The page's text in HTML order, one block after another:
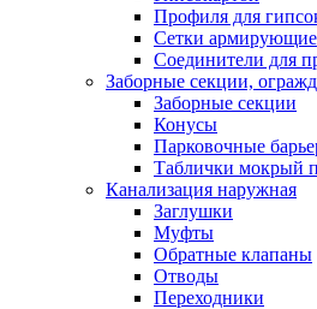
Профиля для
Сетки армирующие
Соединители для
Заборные секции,
Заборные секции
Конусы
Парковочные
Таблички мокрый
Канализация наружная
Заглушки
Муфты
Обратные клапаны
Отводы
Переходники